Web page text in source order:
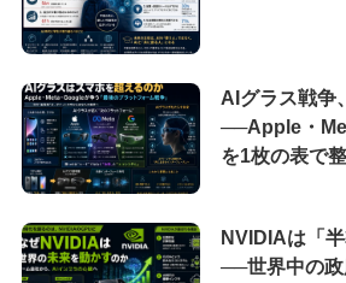
AIグラス戦争
──Apple・
を1枚の表で
NVIDIAは「
──世界中の